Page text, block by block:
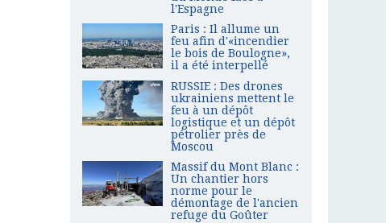
l'Espagne
Paris : Il allume un
feu afin d'«incendier
le bois de Boulogne»,
il a été interpellé
RUSSIE : Des drones
ukrainiens mettent le
feu à un dépôt
logistique et un dépôt
pétrolier près de
Moscou
Massif du Mont Blanc :
Un chantier hors
norme pour le
démontage de l'ancien
refuge du Goûter